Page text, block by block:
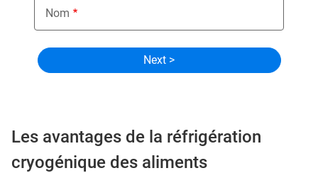
Les avantages de la réfrigération
cryogénique des aliments
Nom